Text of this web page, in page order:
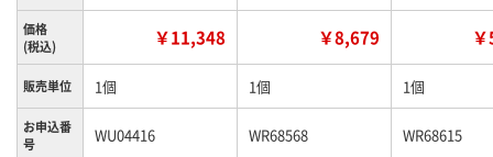
価格
(税込)
￥11,348 ￥8,679
販売単位 1個 1個 1個
お申込番
号
WU04416 WR68568 WR68615